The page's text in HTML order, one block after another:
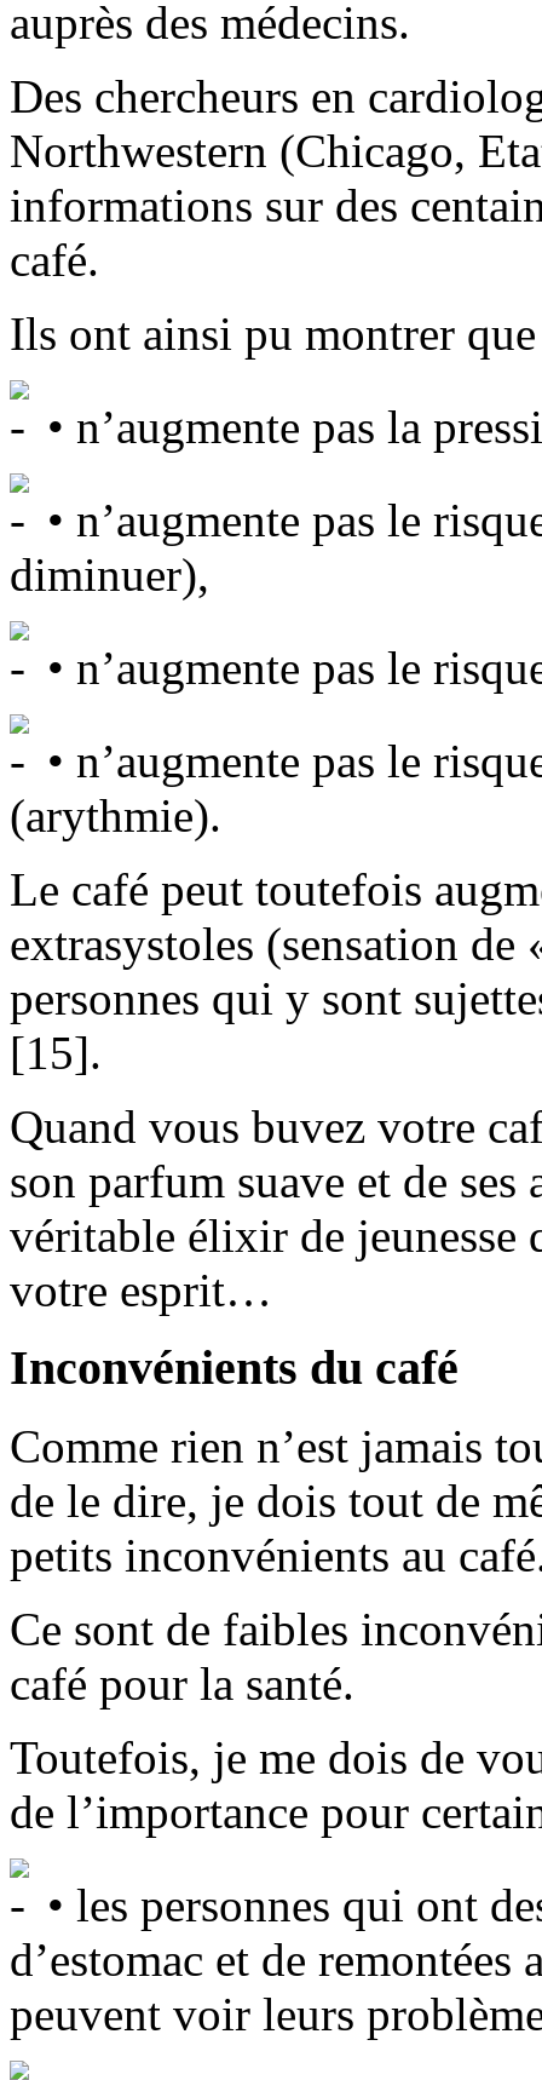
auprès des médecins.
Des chercheurs en
Northwestern (Chicago,
informations sur des
café.
Ils ont ainsi pu montrer
• n’augmente pas la
• n’augmente pas le
diminuer),
• n’augmente pas le
• n’augmente pas le
(arythmie).
Le café peut toutefois
extrasystoles (sensation
personnes qui y sont
[15].
Quand vous buvez votre
son parfum suave et de
véritable élixir de jeunesse
votre esprit…
Inconvénients du café
Comme rien n’est jamais
de le dire, je dois tout de
petits inconvénients au
Ce sont de faibles
café pour la santé.
Toutefois, je me dois de
de l’importance pour
• les personnes qui ont
d’estomac et de
peuvent voir leurs